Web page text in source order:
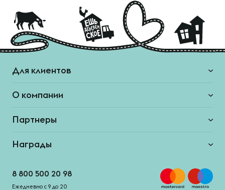
Для клиентов
О компании
Партнеры
Награды
8 800 500 20 98
Ежедневно с 9 до 20